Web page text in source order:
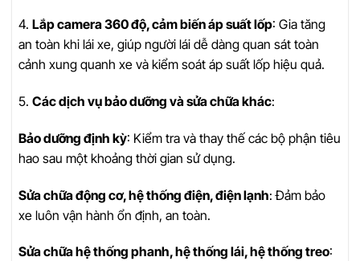
4. Lắp camera 360 độ, cảm biến áp suất lốp: Gia tăng
an toàn khi lái xe, giúp người lái dễ dàng quan sát toàn
cảnh xung quanh xe và kiểm soát áp suất lốp hiệu quả.
5. Các dịch vụ bảo dưỡng và sửa chữa khác:
Bảo dưỡng định kỳ: Kiểm tra và thay thế các bộ phận tiêu
hao sau một khoảng thời gian sử dụng.
Sửa chữa động cơ, hệ thống điện, điện lạnh: Đảm bảo
xe luôn vận hành ổn định, an toàn.
Sửa chữa hệ thống phanh, hệ thống lái, hệ thống treo: